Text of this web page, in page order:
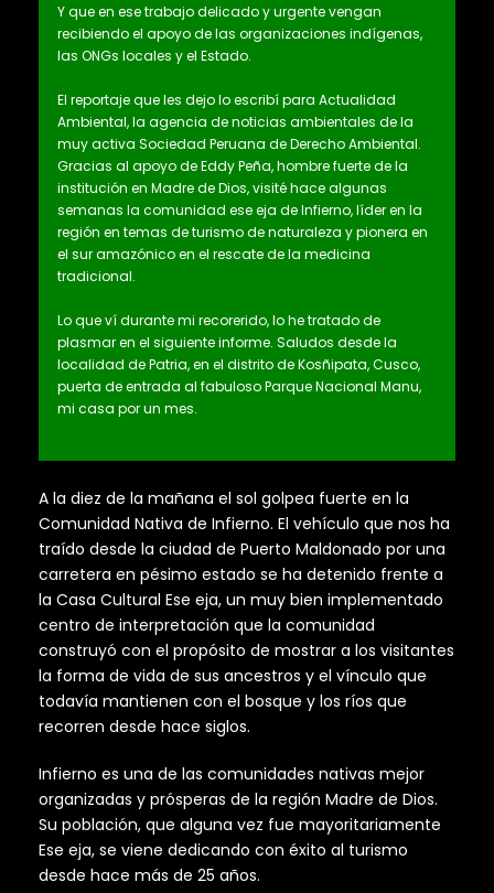
Y que en ese trabajo delicado y urgente vengan
recibiendo el apoyo de las organizaciones indígenas,
las ONGs locales y el Estado.
El reportaje que les dejo lo escribí para Actualidad
Ambiental, la agencia de noticias ambientales de la
muy activa Sociedad Peruana de Derecho Ambiental.
Gracias al apoyo de Eddy Peña, hombre fuerte de la
institución en Madre de Dios, visité hace algunas
semanas la comunidad ese eja de Infierno, líder en la
región en temas de turismo de naturaleza y pionera en
el sur amazónico en el rescate de la medicina
tradicional.
Lo que ví durante mi recorerido, lo he tratado de
plasmar en el siguiente informe. Saludos desde la
localidad de Patria, en el distrito de Kosñipata, Cusco,
puerta de entrada al fabuloso Parque Nacional Manu,
mi casa por un mes.
A la diez de la mañana el sol golpea fuerte en la
Comunidad Nativa de Infierno. El vehículo que nos ha
traído desde la ciudad de Puerto Maldonado por una
carretera en pésimo estado se ha detenido frente a
la Casa Cultural Ese eja, un muy bien implementado
centro de interpretación que la comunidad
construyó con el propósito de mostrar a los visitantes
la forma de vida de sus ancestros y el vínculo que
todavía mantienen con el bosque y los ríos que
recorren desde hace siglos.
Infierno es una de las comunidades nativas mejor
organizadas y prósperas de la región Madre de Dios.
Su población, que alguna vez fue mayoritariamente
Ese eja, se viene dedicando con éxito al turismo
desde hace más de 25 años.